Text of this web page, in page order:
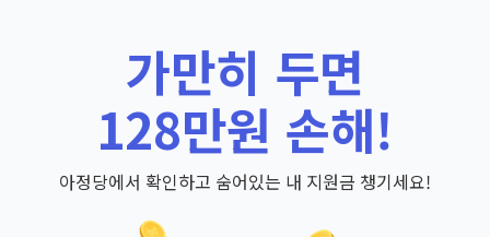
가만히 두면
128만원 손해!
아정당에서 확인하고 숨어있는 내 지원금 챙기세요!